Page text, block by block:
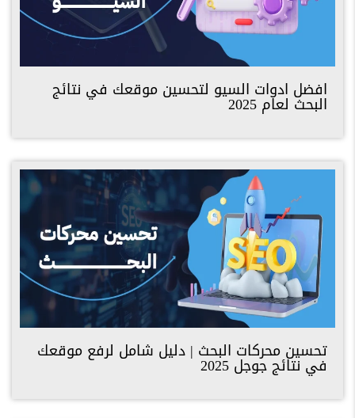
افضل ادوات السيو لتحسين موقعك في نتائج
البحث لعام 2025
تحسين محركات البحث | دليل شامل لرفع موقعك
في نتائج جوجل 2025